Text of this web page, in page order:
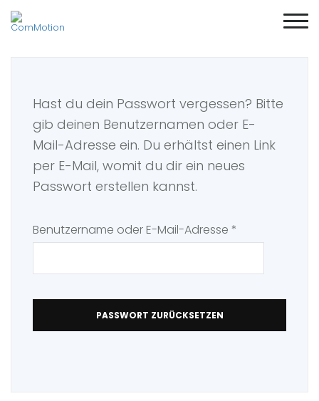
Hast du dein Passwort vergessen? Bitte
gib deinen Benutzernamen oder E-
Mail-Adresse ein. Du erhältst einen Link
per E-Mail, womit du dir ein neues
Passwort erstellen kannst.
Benutzername oder E-Mail-Adresse *
PASSWORT ZURÜCKSETZEN